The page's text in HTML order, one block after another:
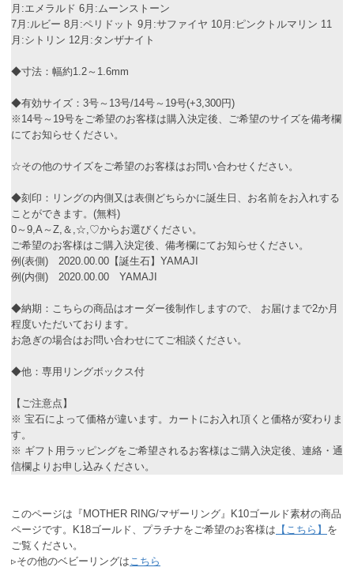
月:エメラルド 6月:ムーンストーン
7月:ルビー 8月:ペリドット 9月:サファイヤ 10月:ピンクトルマリン 11
月:シトリン 12月:タンザナイト
◆寸法：幅約1.2～1.6mm
◆有効サイズ：3号～13号/14号～19号(+3,300円)
※14号～19号をご希望のお客様は購入決定後、ご希望のサイズを備考欄
にてお知らせください。
☆その他のサイズをご希望のお客様はお問い合わせください。
◆刻印：リングの内側又は表側どちらかに誕生日、お名前をお入れする
ことができます。(無料)
0～9,A～Z,＆,☆,♡からお選びください。
ご希望のお客様はご購入決定後、備考欄にてお知らせください。
例(表側) 2020.00.00【誕生石】YAMAJI
例(内側) 2020.00.00 YAMAJI
◆納期：こちらの商品はオーダー後制作しますので、 お届けまで2か月
程度いただいております。
お急ぎの場合はお問い合わせにてご相談ください。
◆他：専用リングボックス付
【ご注意点】
※ 宝石によって価格が違います。カートにお入れ頂くと価格が変わりま
す。
※ ギフト用ラッピングをご希望されるお客様はご購入決定後、連絡・通
信欄よりお申し込みください。
このページは『MOTHER RING/マザーリング』K10ゴールド素材の商品
ページです。K18ゴールド、プラチナをご希望のお客様は 【こちら】 を
ご覧ください。
▹その他のベビーリングは こちら